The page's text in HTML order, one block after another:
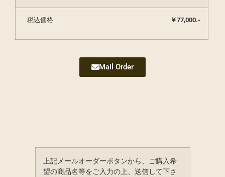
税込価格 ￥77,000.-
Mail Order
上記メールオーダーボタンから、ご購入希
望の商品名等をご入力の上、送信して下さ